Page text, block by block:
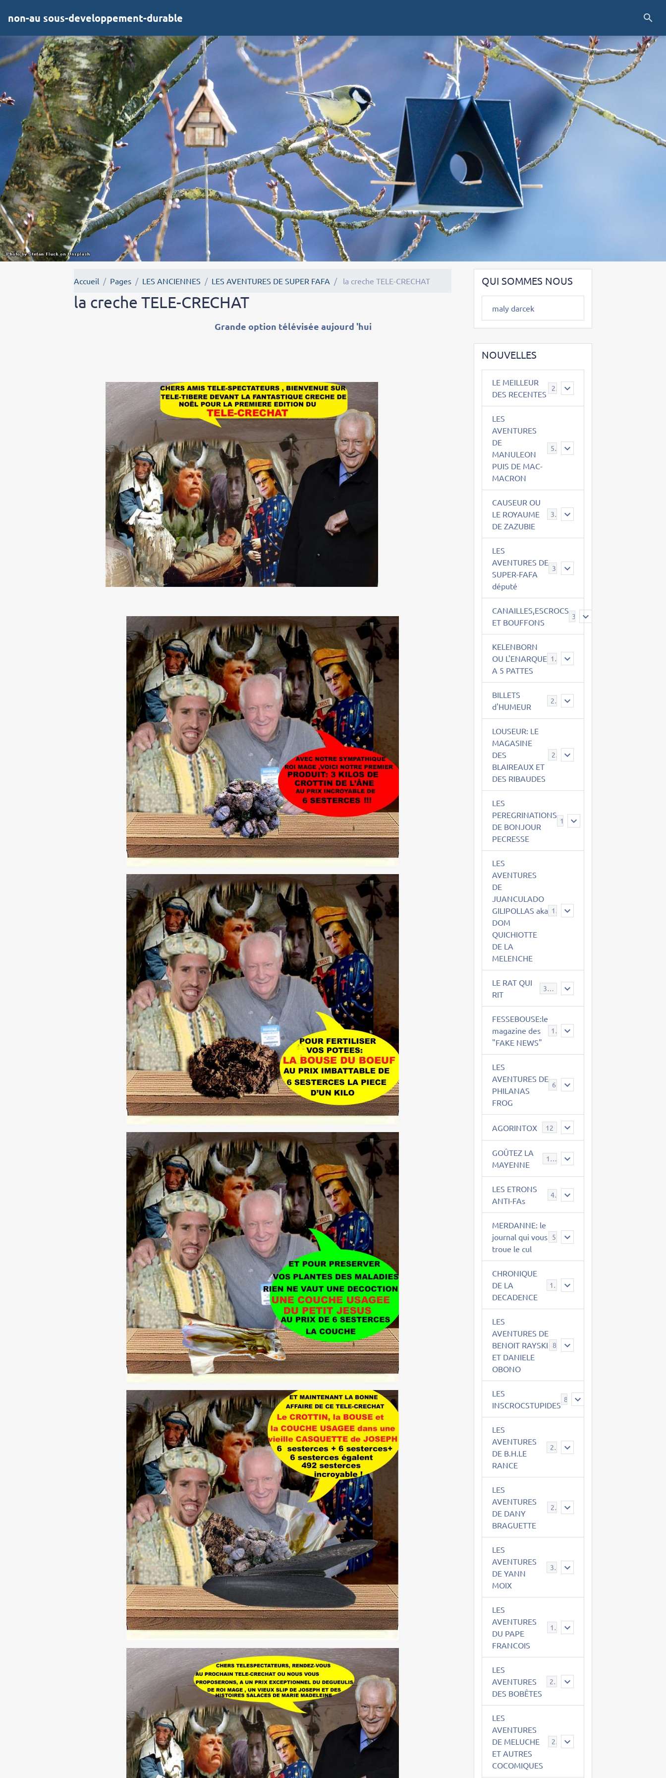
non-au sous-developpement-durable
Accueil Pages LES ANCIENNES LES AVENTURES DE SUPER FAFA la creche TELE-CRECHAT
la creche TELE-CRECHAT
Grande option télévisée aujourd 'hui
QUI SOMMES NOUS
maly darcek
NOUVELLES
LE MEILLEUR
DES RECENTES
2
LES
AVENTURES
DE
MANULEON
PUIS DE MAC-
MACRON
543
CAUSEUR OU
LE ROYAUME
DE ZAZUBIE
38
LES
AVENTURES DE
SUPER-FAFA
député
CANAILLES,ESCROCS
ET BOUFFONS
385
KELENBORN
OU L'ENARQUE
A 5 PATTES
14
BILLETS
d'HUMEUR
2
LOUSEUR: LE
MAGASINE
DES
BLAIREAUX ET
DES RIBAUDES
21
LES
PEREGRINATIONS
DE BONJOUR
PECRESSE
14
LES
AVENTURES
DE
JUANCULADO
GILIPOLLAS aka
DOM
QUICHIOTTE
DE LA
MELENCHE
119
LE RAT QUI
RIT
395
FESSEBOUSE:le
magazine des
"FAKE NEWS"
19
LES
AVENTURES DE
PHILANAS
FROG
AGORINTOX 12
GOÛTEZ LA
MAYENNE
189
LES ETRONS
ANTI-FAs
4
MERDANNE: le
journal qui vous
troue le cul
CHRONIQUE
DE LA
DECADENCE
12
LES
AVENTURES DE
BENOIT RAYSKI
ET DANIELE
OBONO
LES
INSCROCSTUPIDES
8
LES
AVENTURES
DE B.H.LE
RANCE
21
LES
AVENTURES
DE DANY
BRAGUETTE
29
LES
AVENTURES
DE YANN
MOIX
39
LES
AVENTURES
DU PAPE
FRANCOIS
15
LES
AVENTURES
DES BOBÊTES
23
LES
AVENTURES
DE MELUCHE
ET AUTRES
COCOMIQUES
22